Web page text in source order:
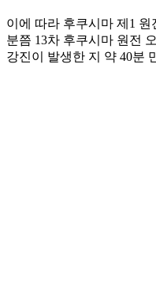
이에 따라 후쿠시마 제1
분쯤 13차 후쿠시마 원전
강진이 발생한 지 약 40분